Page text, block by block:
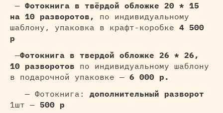
— Фотокнига в твёрдой обложке 20 * 15
на 10 разворотов,
по индивидуальному
шаблону, упаковка в крафт-коробке 4 500
р
—Фотокнига в твердой обложке 26 * 26,
10 разворотов по индивидуальному шаблону
в подарочной упаковке — 6 000 р.
— Фотокнига: дополнительный разворот
1шт — 500 р